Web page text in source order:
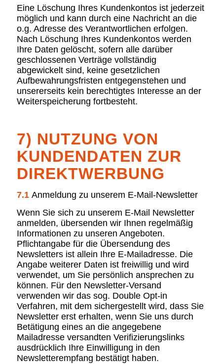
Eine Löschung Ihres Kundenkontos ist jederzeit
möglich und kann durch eine Nachricht an die
o.g. Adresse des Verantwortlichen erfolgen.
Nach Löschung Ihres Kundenkontos werden
Ihre Daten gelöscht, sofern alle darüber
geschlossenen Verträge vollständig
abgewickelt sind, keine gesetzlichen
Aufbewahrungsfristen entgegenstehen und
unsererseits kein berechtigtes Interesse an der
Weiterspeicherung fortbesteht.
7) NUTZUNG VON
KUNDENDATEN ZUR
DIREKTWERBUNG
7.1Anmeldung zu unserem E-Mail-Newsletter
Wenn Sie sich zu unserem E-Mail Newsletter
anmelden, übersenden wir Ihnen regelmäßig
Informationen zu unseren Angeboten.
Pflichtangabe für die Übersendung des
Newsletters ist allein Ihre E-Mailadresse. Die
Angabe weiterer Daten ist freiwillig und wird
verwendet, um Sie persönlich ansprechen zu
können. Für den Newsletter-Versand
verwenden wir das sog. Double Opt-in
Verfahren, mit dem sichergestellt wird, dass Sie
Newsletter erst erhalten, wenn Sie uns durch
Betätigung eines an die angegebene
Mailadresse versandten Verifizierungslinks
ausdrücklich Ihre Einwilligung in den
Newsletterempfang bestätigt haben.